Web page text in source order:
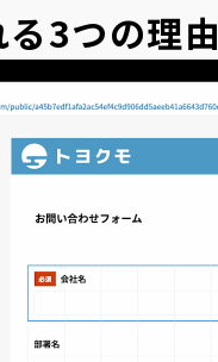
3つの理由